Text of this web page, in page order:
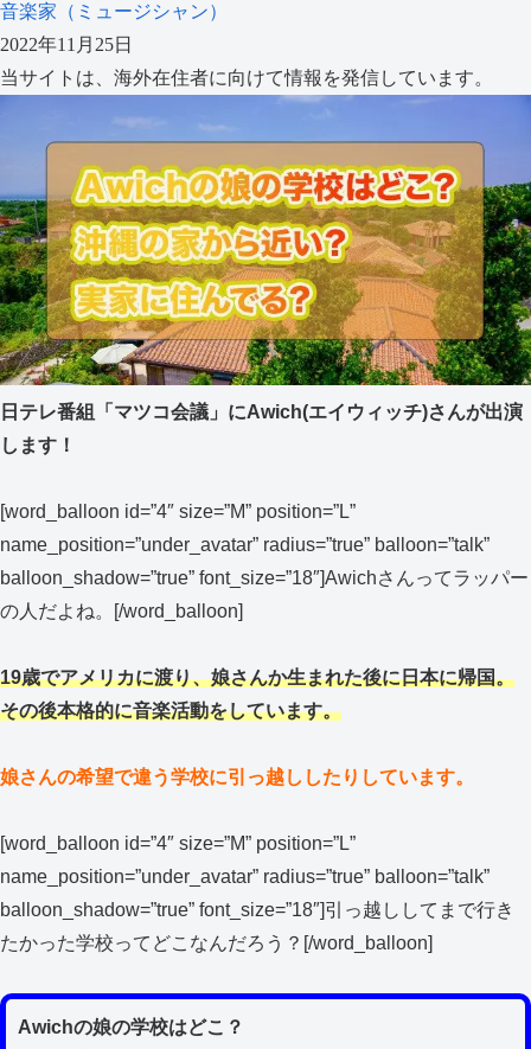
音楽家（ミュージシャン）
2022年11月25日
当サイトは、海外在住者に向けて情報を発信しています。
日テレ番組「マツコ会議」にAwich(エイウィッチ)さんが出演
します！
[word_balloon id=”4″ size=”M” position=”L”
name_position=”under_avatar” radius=”true” balloon=”talk”
balloon_shadow=”true” font_size=”18″]Awichさんってラッパー
の人だよね。[/word_balloon]
19歳でアメリカに渡り、娘さんか生まれた後に日本に帰国。
その後本格的に音楽活動をしています。
娘さんの希望で違う学校に引っ越ししたりしています。
[word_balloon id=”4″ size=”M” position=”L”
name_position=”under_avatar” radius=”true” balloon=”talk”
balloon_shadow=”true” font_size=”18″]引っ越ししてまで行き
たかった学校ってどこなんだろう？[/word_balloon]
Awichの娘の学校はどこ？